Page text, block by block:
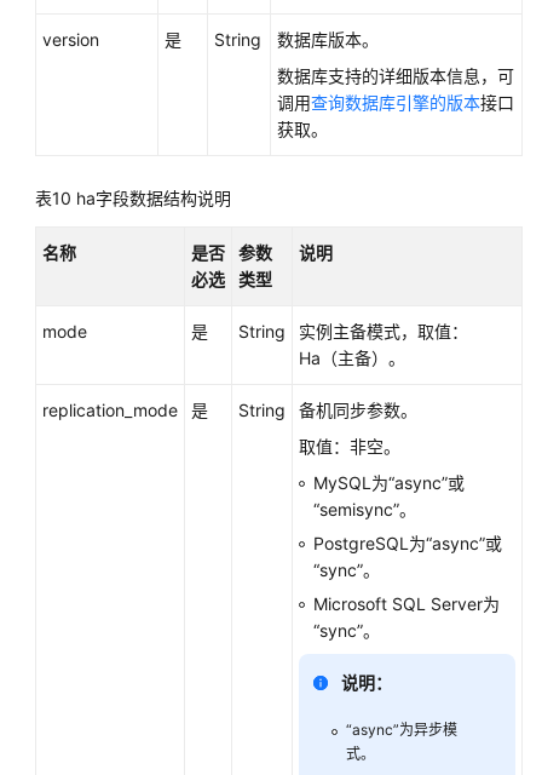
version 是 String
数据库版本。
数据库支持的详细版本信息，可
调用查询数据库引擎的版本接口
获取。
表10 ha字段数据结构说明
名称
是否
必选
参数
类型
说明
mode 是 String
实例主备模式，取值：
Ha（主备）。
replication_mode 是 String
备机同步参数。
取值：非空。
MySQL为“async”或
“semisync”。
PostgreSQL为“async”或
“sync”。
Microsoft SQL Server为
“sync”。
说明：
“async”为异步模
式。